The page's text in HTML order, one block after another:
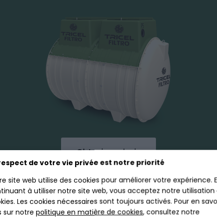
de votre vie privée est notre priorité
site web utilise des cookies pour améliorer votre expérience.
à utiliser notre site web, vous acceptez notre utilisation
Les cookies nécessaires sont toujours activés. Pour en
sur notrepolitique en matière de cookies, consultez notre
Obtenir un devis